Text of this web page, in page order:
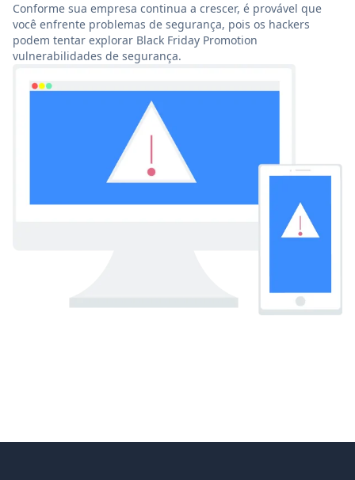
Conforme sua empresa continua a crescer, é provável que
você enfrente problemas de segurança, pois os hackers
podem tentar explorar Black Friday Promotion
vulnerabilidades de segurança.